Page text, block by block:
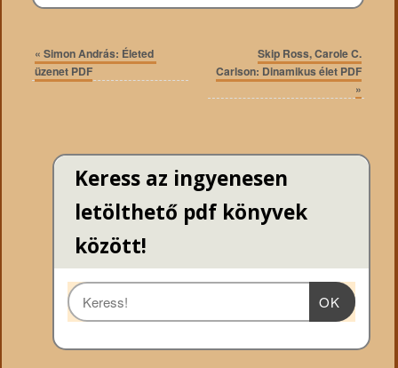
« Simon András: Életed ​
üzenet PDF
Skip Ross, Carole C.
Carlson: Dinamikus ​élet PDF
»
Keress az ingyenesen
letölthető pdf könyvek
között!
OK